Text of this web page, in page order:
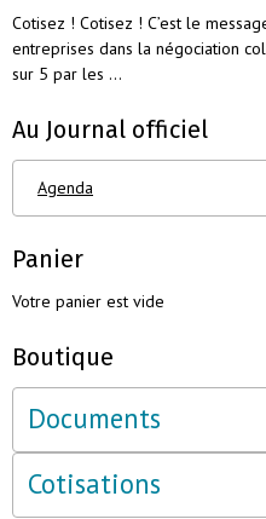
Cotisez ! Cotisez ! C’est le
entreprises dans la négociation
sur 5 par les ...
Au Journal officiel
Agenda
Panier
Votre panier est vide
Boutique
Documents
Cotisations